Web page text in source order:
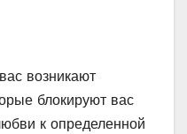
возникают
блокируют вас
к определенной